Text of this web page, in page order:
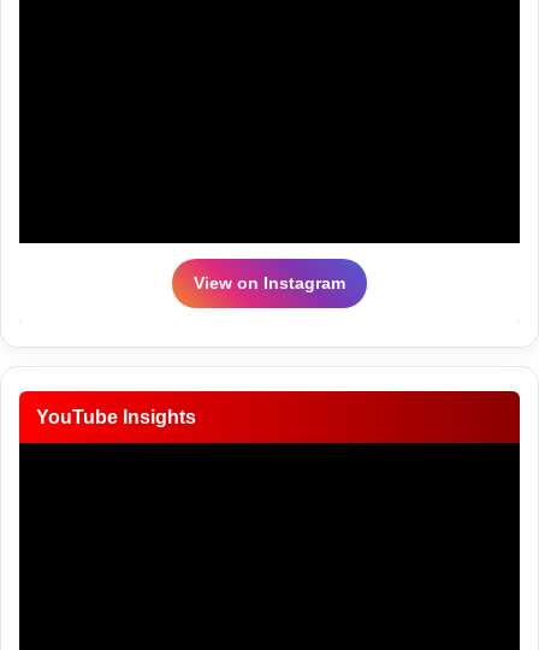
View on Instagram
YouTube Insights